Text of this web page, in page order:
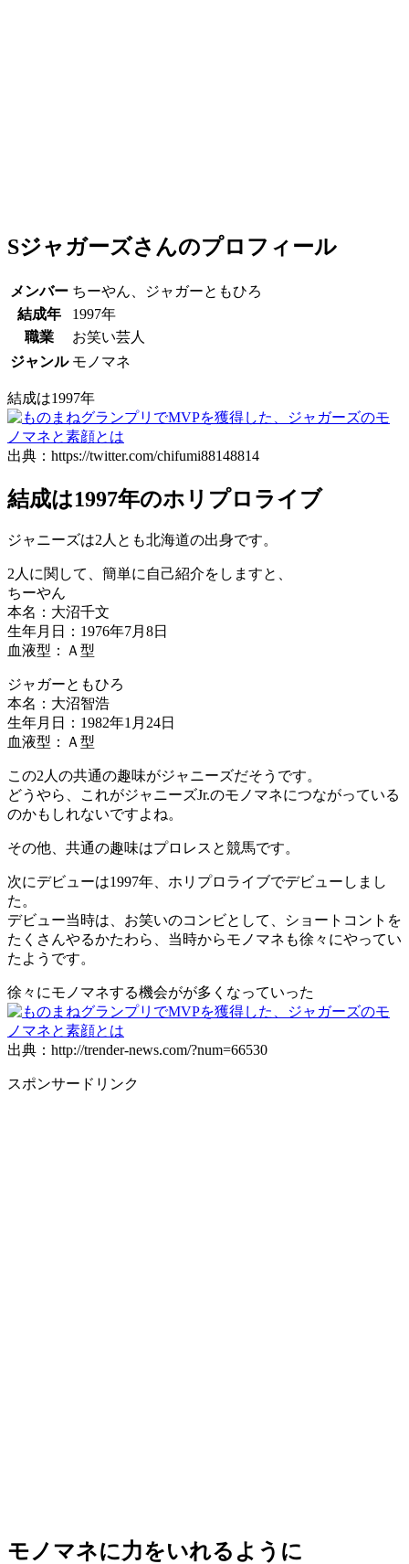
Sジャガーズさんのプロフィール
メンバー ちーやん、ジャガーともひろ
結成年
1997年
職業
お笑い芸人
ジャンル モノマネ
結成は1997年
出典：https://twitter.com/chifumi88148814
結成は1997年のホリプロライブ
ジャニーズは2人とも北海道の出身です。
2人に関して、簡単に自己紹介をしますと、
ちーやん
本名：大沼千文
生年月日：1976年7月8日
血液型：Ａ型
ジャガーともひろ
本名：大沼智浩
生年月日：1982年1月24日
血液型：Ａ型
この2人の共通の趣味がジャニーズだそうです。
どうやら、これがジャニーズJr.のモノマネにつながっている
のかもしれないですよね。
その他、共通の趣味はプロレスと競馬です。
次にデビューは1997年、ホリプロライブでデビューしまし
た。
デビュー当時は、お笑いのコンビとして、ショートコントを
たくさんやるかたわら、当時からモノマネも徐々にやってい
たようです。
徐々にモノマネする機会がが多くなっていった
出典：http://trender-news.com/?num=66530
スポンサードリンク
モノマネに力をいれるように